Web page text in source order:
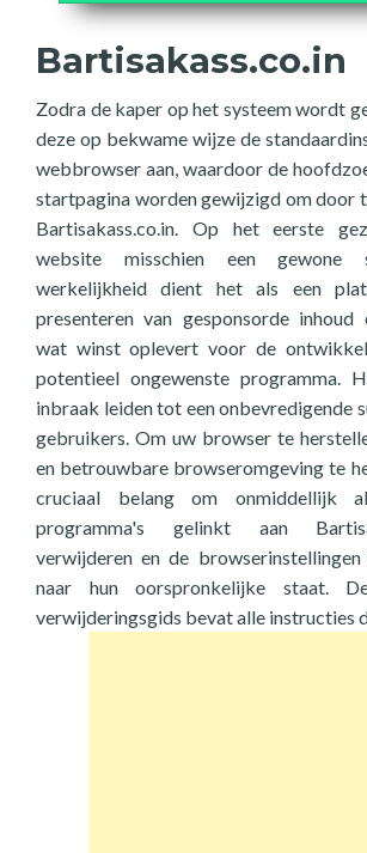
Bartisakass.co.in
Zodra de kaper op het systeem wordt
deze op bekwame wijze de
webbrowser aan, waardoor de
startpagina worden gewijzigd om door
Bartisakass.co.in. Op het eerste
website misschien een
werkelijkheid dient het als een
presenteren van gesponsorde inhoud
wat winst oplevert voor de
potentieel ongewenste programma.
inbraak leiden tot een onbevredigende
gebruikers. Om uw browser te
en betrouwbare browseromgeving te
cruciaal belang om onmiddellijk
programma's gelinkt aan
verwijderen en de
naar hun oorspronkelijke staat.
verwijderingsgids bevat alle instructies